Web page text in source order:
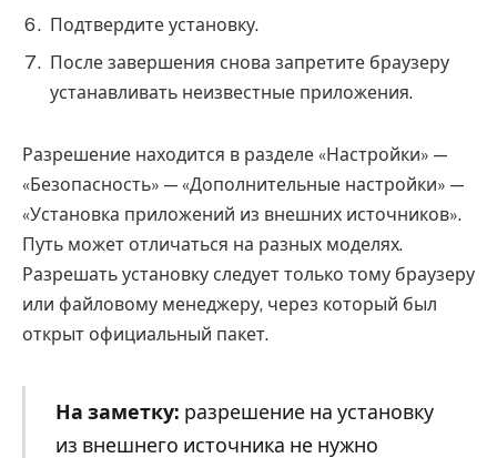
Подтвердите установку.
После завершения снова запретите браузеру
устанавливать неизвестные приложения.
Разрешение находится в разделе «Настройки» —
«Безопасность» — «Дополнительные настройки» —
«Установка приложений из внешних источников».
Путь может отличаться на разных моделях.
Разрешать установку следует только тому браузеру
или файловому менеджеру, через который был
открыт официальный пакет.
На заметку: разрешение на установку
из внешнего источника не нужно